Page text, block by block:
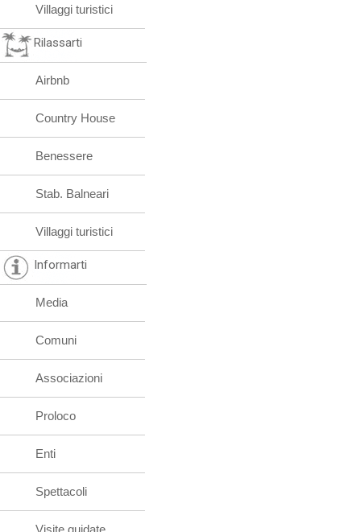
Villaggi turistici
Rilassarti
Airbnb
Country House
Benessere
Stab. Balneari
Villaggi turistici
Informarti
Media
Comuni
Associazioni
Proloco
Enti
Spettacoli
Visite guidate